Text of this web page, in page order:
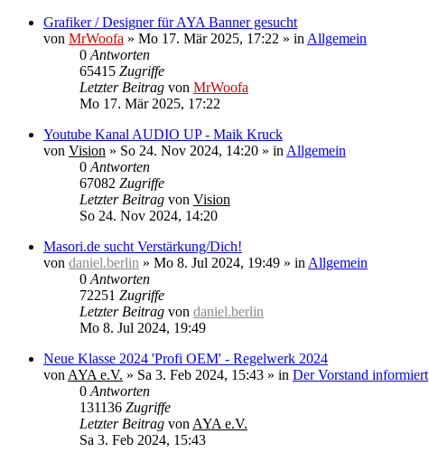
Grafiker / Designer für AYA Banner gesucht
von MrWoofa » Mo 17. Mär 2025, 17:22 » in Allgemein
0 Antworten
65415 Zugriffe
Letzter Beitrag von MrWoofa
Mo 17. Mär 2025, 17:22
Youtube Kanal AUDIO UP - Maik Kruck
von Vision » So 24. Nov 2024, 14:20 » in Allgemein
0 Antworten
67082 Zugriffe
Letzter Beitrag von Vision
So 24. Nov 2024, 14:20
Masori.de sucht Verstärkung/Dich!
von daniel.berlin » Mo 8. Jul 2024, 19:49 » in Allgemein
0 Antworten
72251 Zugriffe
Letzter Beitrag von daniel.berlin
Mo 8. Jul 2024, 19:49
Neue Klasse 2024 'Profi OEM' - Regelwerk 2024
von AYA e.V. » Sa 3. Feb 2024, 15:43 » in Der Vorstand informiert
0 Antworten
131136 Zugriffe
Letzter Beitrag von AYA e.V.
Sa 3. Feb 2024, 15:43